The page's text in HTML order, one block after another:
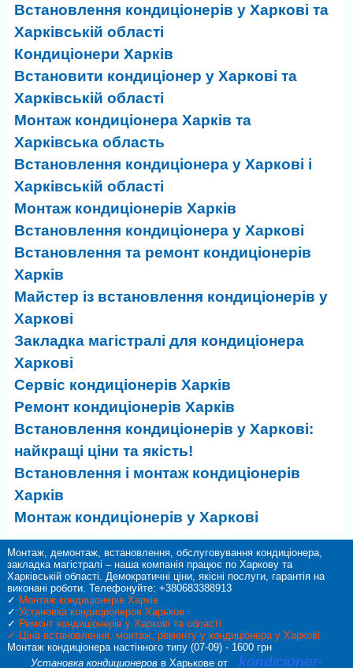
Встановлення кондиціонерів у Харкові та
Харківській області
Кондиціонери Харків
Встановити кондиціонер у Харкові та
Харківській області
Монтаж кондиціонера Харків та
Харківська область
Встановлення кондиціонера у Харкові і
Харківській області
Монтаж кондиціонерів Харків
Встановлення кондиціонера у Харкові
Встановлення та ремонт кондиціонерів
Харків
Майстер із встановлення кондиціонерів у
Харкові
Закладка магістралі для кондиціонера
Харкові
Сервіс кондиціонерів Харків
Ремонт кондиціонерів Харків
Встановлення кондиціонерів у Харкові:
найкращі ціни та якість!
Встановлення і монтаж кондиціонерів
Харків
Монтаж кондиціонерів у Харкові
Монтаж, демонтаж, встановлення, обслуговування кондиціонера,
закладка магістралі – наша компанія працює по Харкову та
Харківській області. Демократичні ціни, якісні послуги, гарантія на
виконані роботи. Телефонуйте: +380683388913
✓ Монтаж кондиціонерів Харків
✓ Установка кондиционеров Харьков
✓ Ремонт кондиціонерів у Харкові та області
✓ Ціна встановлення, монтаж, ремонту у кондиціонера у Харкові
Монтаж кондиціонера настінного типу (07-09) - 1600 грн
Установка кондиционеров в Харькове от kondicioner-